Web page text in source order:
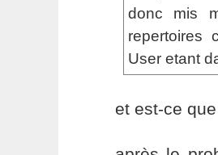
donc mis
repertoires
User etant
et est-ce